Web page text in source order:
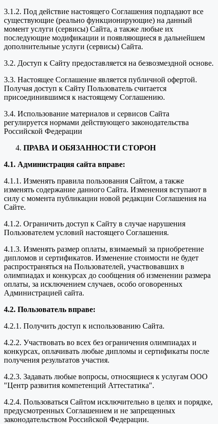
3.1.2. Под действие настоящего Соглашения подпадают все
существующие (реально функционирующие) на данный
момент услуги (сервисы) Сайта, а также любые их
последующие модификации и появляющиеся в дальнейшем
дополнительные услуги (сервисы) Сайта.
3.2. Доступ к Сайту предоставляется на безвозмездной основе.
3.3. Настоящее Соглашение является публичной офертой.
Получая доступ к Сайту Пользователь считается
присоединившимся к настоящему Соглашению.
3.4. Использование материалов и сервисов Сайта
регулируется нормами действующего законодательства
Российской Федерации
ПРАВА И ОБЯЗАННОСТИ СТОРОН
4.1. Администрация сайта вправе:
4.1.1. Изменять правила пользования Сайтом, а также
изменять содержание данного Сайта. Изменения вступают в
силу с момента публикации новой редакции Соглашения на
Сайте.
4.1.2. Ограничить доступ к Сайту в случае нарушения
Пользователем условий настоящего Соглашения.
4.1.3. Изменять размер оплаты, взимаемый за приобретение
дипломов и сертификатов. Изменение стоимости не будет
распространяться на Пользователей, участвовавших в
олимпиадах и конкурсах до сообщения об изменении размера
оплаты, за исключением случаев, особо оговоренных
Администрацией сайта.
4.2. Пользователь вправе:
4.2.1. Получить доступ к использованию Сайта.
4.2.2. Участвовать во всех без ограничения олимпиадах и
конкурсах, оплачивать любые дипломы и сертификаты после
получения результатов участия.
4.2.3. Задавать любые вопросы, относящиеся к услугам ООО
"Центр развития компетенций Аттестатика".
4.2.4. Пользоваться Сайтом исключительно в целях и порядке,
предусмотренных Соглашением и не запрещенных
законодательством Российской Федерации.